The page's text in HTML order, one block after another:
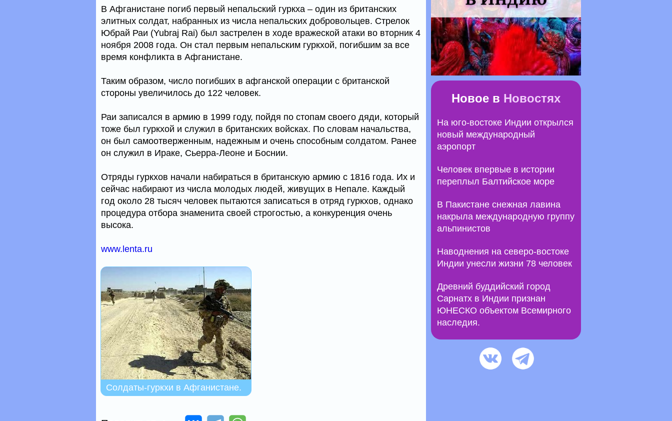
В Афганистане погиб первый непальский гуркха – один из британских
элитных солдат, набранных из числа непальских добровольцев. Стрелок
Юбрай Раи (Yubraj Rai) был застрелен в ходе вражеской атаки во вторник 4
ноября 2008 года. Он стал первым непальским гуркхой, погибшим за все
время конфликта в Афганистане.
Таким образом, число погибших в афганской операции с британской
стороны увеличилось до 122 человек.
Раи записался в армию в 1999 году, пойдя по стопам своего дяди, который
тоже был гуркхой и служил в британских войсках. По словам начальства,
он был самоотверженным, надежным и очень способным солдатом. Ранее
он служил в Ираке, Сьерра-Леоне и Боснии.
Отряды гуркхов начали набираться в британскую армию с 1816 года. Их и
сейчас набирают из числа молодых людей, живущих в Непале. Каждый
год около 28 тысяч человек пытаются записаться в отряд гуркхов, однако
процедура отбора знаменита своей строгостью, а конкуренция очень
высока.
www.lenta.ru
Солдаты-гуркхи в Афганистане.
Новое в Новостях
На юго-востоке Индии открылся
новый международный
аэропорт
Человек впервые в истории
переплыл Балтийское море
В Пакистане снежная лавина
накрыла международную группу
альпинистов
Наводнения на северо-востоке
Индии унесли жизни 78 человек
Древний буддийский город
Сарнатх в Индии признан
ЮНЕСКО объектом Всемирного
наследия.